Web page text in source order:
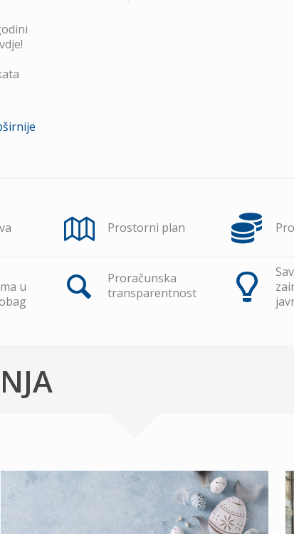
Prostorni plan
u
Proračunska
transparentnost